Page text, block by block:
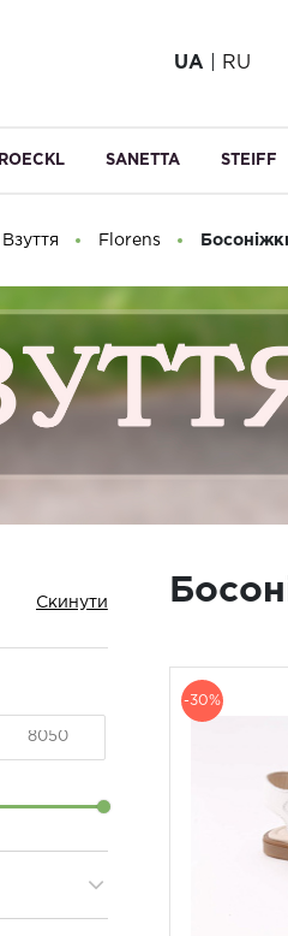
UA RU
ROECKL SANETTA STEIFF
Взуття Florens
-30%